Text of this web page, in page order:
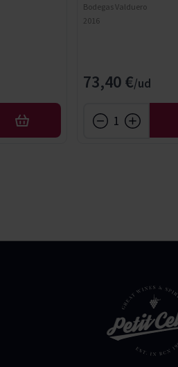
AÑADIR
Bodegas Valduero
2016
73,40 €